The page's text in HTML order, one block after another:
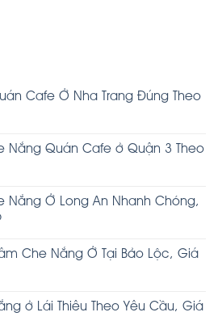
Cafe Ở Nha Trang Đúng Theo
Nắng Quán Cafe ở Quận 3 Theo
Nắng Ở Long An Nhanh Chóng,
Che Nắng Ở Tại Bảo Lộc, Giá
ở Lái Thiêu Theo Yêu Cầu, Giá